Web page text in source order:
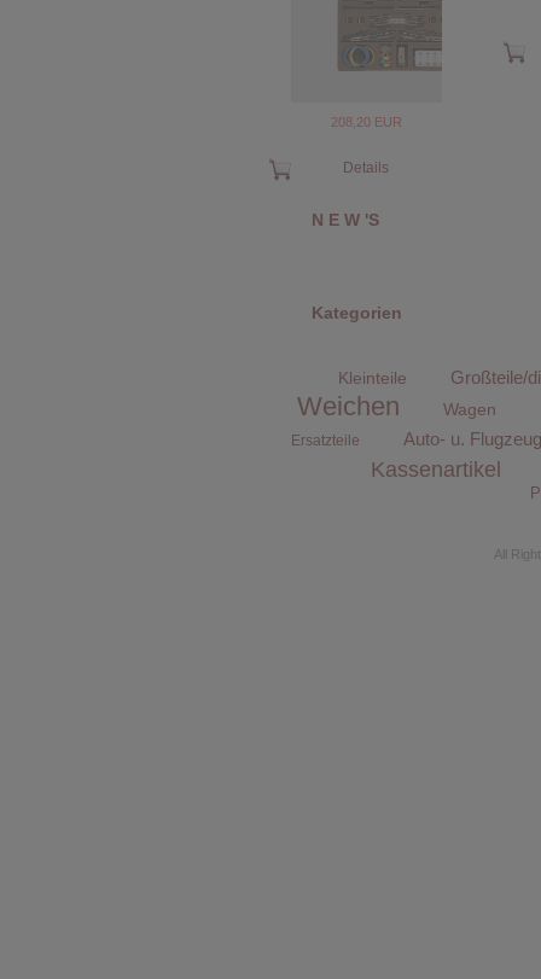
208,20 EUR
Details
N E W 'S
Kategorien
Kleinteile Großteile/
Weichen Wagen
Ersatzteile Auto- u.
Kassenartikel
All